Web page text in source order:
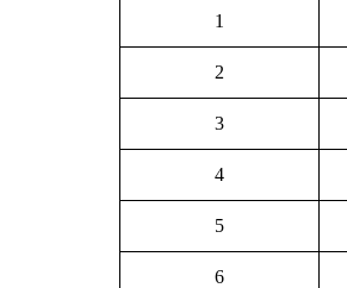
1
2
3
4
5
6